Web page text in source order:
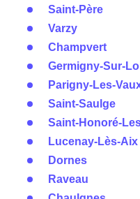
Saint-Père
Varzy
Champvert
Germigny-Sur-
Parigny-Les-
Saint-Saulge
Saint-Honoré-
Lucenay-Lès-Aix
Dornes
Raveau